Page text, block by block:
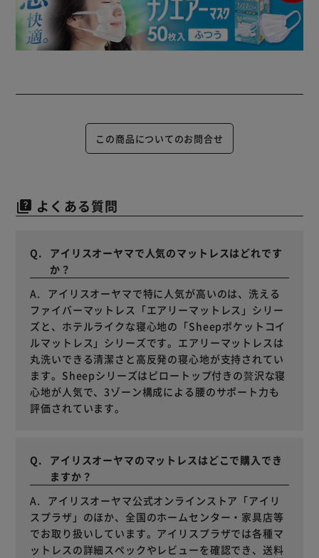
この商品についてのお問合せ
quiz よくある質問
アイリスオーヤマで人気のマットレスはどれです
か？
アイリスオーヤマで特に人気が高いのは、洗える
ファイバーマットレス「エアリーマットレス」シリー
ズと、ホテルライクな寝心地の「Sheepポケットコイ
ルマットレス」シリーズです。エアリーマットレスは
丸洗いできる清潔さと高反発の寝心地が支持されてい
ます。Sheepシリーズはピロートップ付きの贅沢な寝
心地が人気で、3ゾーン構成による腰のサポート力も
評価されています。
アイリスオーヤマのマットレスはどこで購入でき
ますか？
アイリスオーヤマ公式オンラインストア「アイリ
スプラザ」のほか、全国のホームセンター・家具店等
でお取り扱いしています。アイリスプラザでは各種マ
ットレスの詳細スペックやレビューを確認でき、送料